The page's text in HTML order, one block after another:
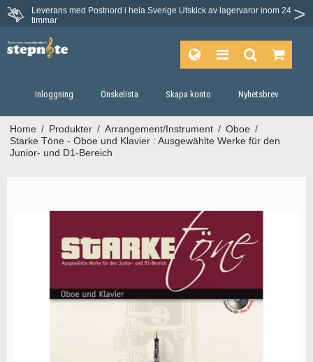
Leverans med Postnord i hela Sverige Utskick av lagervaror inom 24
timmar
Du har 30 dagars ångerrätt.
Inloggning Önskelista Skapa konto Nyhetsbrev
Home / Produkter / Arrangement/Instrument / Oboe /
Starke Töne - Oboe und Klavier : Ausgewählte Werke für den
Junior- und D1-Bereich